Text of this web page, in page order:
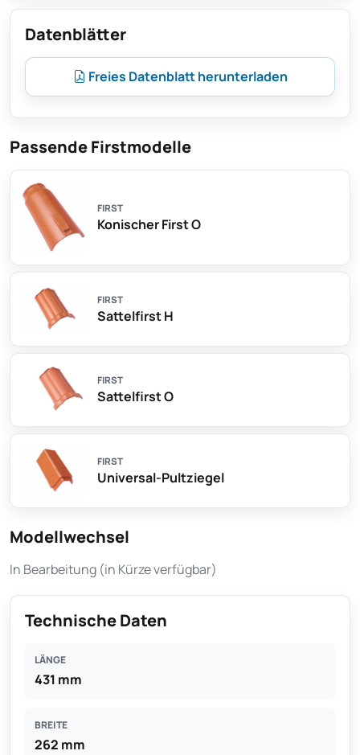
Technische Daten
LÄNGE
431 mm
BREITE
262 mm
Datenblätter
Freies Datenblatt herunterladen
Passende Firstmodelle
FIRST
Konischer First O
FIRST
Sattelfirst H
FIRST
Sattelfirst O
FIRST
Universal-Pultziegel
Modellwechsel
In Bearbeitung (in Kürze verfügbar)